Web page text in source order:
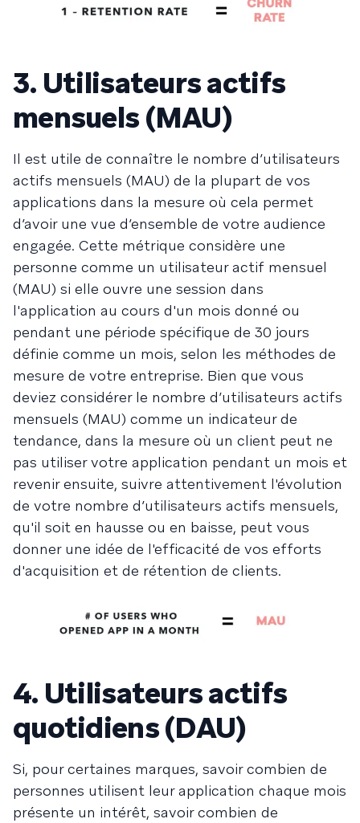
3. Utilisateurs actifs
mensuels (MAU)
Il est utile de connaître le nombre d’utilisateurs
actifs mensuels (MAU) de la plupart de vos
applications dans la mesure où cela permet
d’avoir une vue d’ensemble de votre audience
engagée. Cette métrique considère une
personne comme un utilisateur actif mensuel
(MAU) si elle ouvre une session dans
l'application au cours d'un mois donné ou
pendant une période spécifique de 30 jours
définie comme un mois, selon les méthodes de
mesure de votre entreprise. Bien que vous
deviez considérer le nombre d’utilisateurs actifs
mensuels (MAU) comme un indicateur de
tendance, dans la mesure où un client peut ne
pas utiliser votre application pendant un mois et
revenir ensuite, suivre attentivement l'évolution
de votre nombre d’utilisateurs actifs mensuels,
qu'il soit en hausse ou en baisse, peut vous
donner une idée de l'efficacité de vos efforts
d'acquisition et de rétention de clients.
4. Utilisateurs actifs
quotidiens (DAU)
Si, pour certaines marques, savoir combien de
personnes utilisent leur application chaque mois
présente un intérêt, savoir combien de